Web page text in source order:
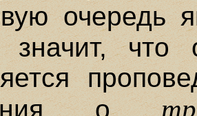
очередь
значит,
о